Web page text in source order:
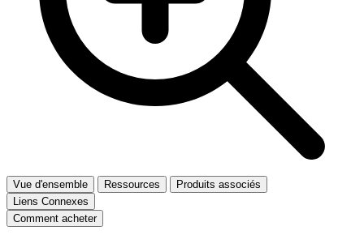
Vue d'ensemble Ressources
Produits associés
Liens Connexes
Comment acheter